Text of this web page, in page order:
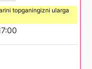
topganingizni ularga